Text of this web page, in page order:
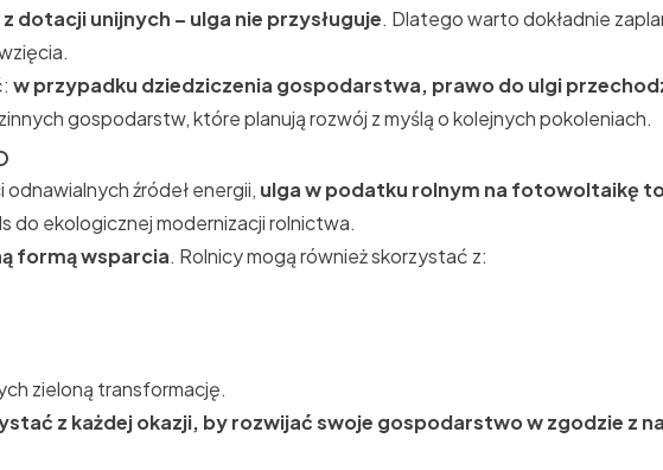
dotacji unijnych – ulga nie przysługuje. Dlatego warto dokładnie
w przypadku dziedziczenia gospodarstwa, prawo do ulgi
gospodarstw, które planują rozwój z myślą o kolejnych pokoleniach.
źródeł energii, ulga w podatku rolnym na fotowoltaikę
do ekologicznej modernizacji rolnictwa.
formą wsparcia. Rolnicy mogą również skorzystać z:
zieloną transformację.
z każdej okazji, by rozwijać swoje gospodarstwo w zgodzie z